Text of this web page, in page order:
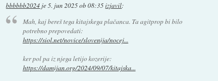
bbbbbb2024 je5. jun 2025 ob 08:35izjavil:
Mah, kaj bereš tega kitajskega plačanca. Ta agitprop bi bilo
potrebno prepovedati:
https://siol.net/novice/slovenija/nocej...
ker pol pa iz njega letijo kozerije:
https://damijan.org/2024/09/07/kitajska...